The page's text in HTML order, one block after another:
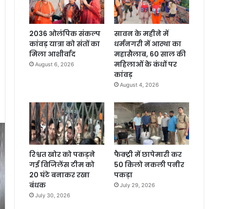
2036 ओलंपिक संकल्प
कांवड़ यात्रा को संतों का
मिला आशीर्वाद
August 6, 2026
सावन के महीने में
धर्मनगरी में आस्था का
महासैलाब, 60 साल की
महिलाओं के कंधों पर
कांवड़
August 4, 2026
रिश्वत खोर को पकड़ने
गई विजिलेंस टीम को
20 घंटे बनाकर रखा
बंधक
July 30, 2026
फैक्ट्री में छापेमारी कर
50 किलो नकली पनीर
पकड़ा
July 29, 2026